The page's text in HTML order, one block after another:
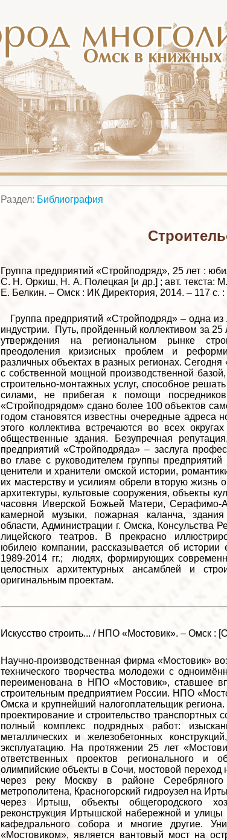
Раздел: Библиография
Группа предприятий «Стройподряд», 25 лет :
С. Н. Оркиш, Н. А. Полецкая [и др.] ; авт.
Е. Белкин. – Омск : ИК Директория, 2014. – 117 с.
Группа предприятий «Стройподряд» – одна из
индустрии. Путь, пройденный коллективом за 25
утверждения на региональном рынке
преодоления кризисных проблем и
различных объектах в разных регионах.
с собственной мощной производственной
строительно-монтажных услуг, способное
силами, не прибегая к помощи
«Стройподрядом» сдано более 100 объектов
годом становятся известны очередные адреса
этого коллектива встречаются во всех
общественные здания. Безупречная
предприятий «Стройподряда» – заслуга
во главе с руководителем группы
ценители и хранители омской истории,
их мастерству и усилиям обрели вторую жизнь
архитектуры, культовые сооружения, объекты
часовня Иверской Божьей Матери, Серафимо-
камерной музыки, пожарная каланча,
области, Администрации г. Омска, Консульства
лицейского театров. В прекрасно
юбилею компании, рассказывается об истории
1989-2014 гг.; людях, формирующих
целостных архитектурных ансамблей и
оригинальным проектам.
Искусство строить... / НПО «Мостовик». – Омск :
Научно-производственная фирма «Мостовик»
технического творчества молодежи с
переименована в НПО «Мостовик», ставшее
строительным предприятием России. НПО
Омска и крупнейший налогоплательщик
проектирование и строительство транспортных
полный комплекс подрядных работ:
металлических и железобетонных
эксплуатацию. На протяжении 25 лет
ответственных проектов регионального и
олимпийские объекты в Сочи, мостовой
через реку Москву в районе
метрополитена, Красногорский гидроузел на
через Иртыш, объекты общегородского
реконструкция Иртышской набережной и улицы
кафедрального собора и многие другие.
«Мостовиком», является вантовый мост на